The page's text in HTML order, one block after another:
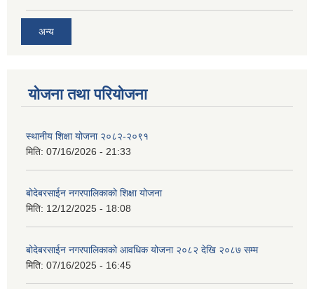
अन्य
योजना तथा परियोजना
स्थानीय शिक्षा योजना २०८२-२०९१
मिति: 07/16/2026 - 21:33
बोदेबरसाईन नगरपालिकाको शिक्षा योजना
मिति: 12/12/2025 - 18:08
बोदेबरसाईन नगरपालिकाको आवधिक योजना २०८२ देखि २०८७ सम्म
मिति: 07/16/2025 - 16:45